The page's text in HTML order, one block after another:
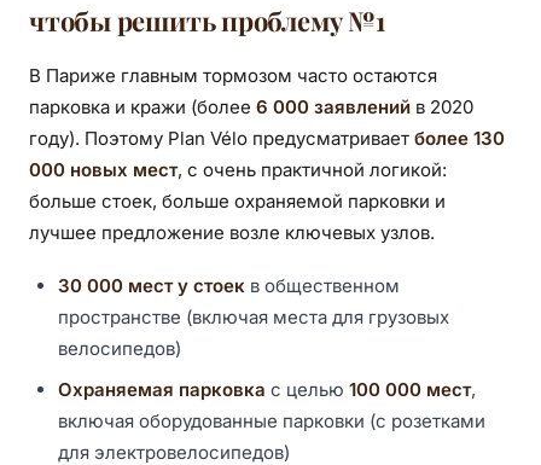
чтобы решить проблему №1
В Париже главным тормозом часто остаются
парковка и кражи (более 6 000 заявлений в 2020
году). Поэтому Plan Vélo предусматривает более 130
000 новых мест, с очень практичной логикой:
больше стоек, больше охраняемой парковки и
лучшее предложение возле ключевых узлов.
30 000 мест у стоек в общественном
пространстве (включая места для грузовых
велосипедов)
Охраняемая парковка с целью 100 000 мест,
включая оборудованные парковки (с розетками
для электровелосипедов)